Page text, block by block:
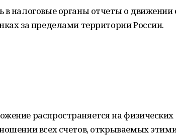
в налоговые органы отчеты о движении
за пределами территории России.
распространяется на
всех счетов, открываемых